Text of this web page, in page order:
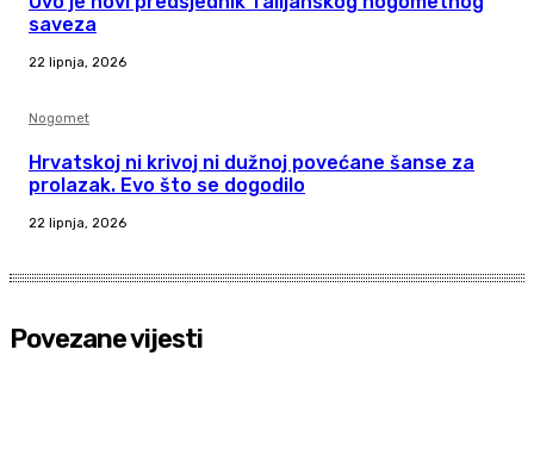
saveza
22 lipnja, 2026
Nogomet
Hrvatskoj ni krivoj ni dužnoj povećane šanse za
prolazak. Evo što se dogodilo
22 lipnja, 2026
Povezane vijesti